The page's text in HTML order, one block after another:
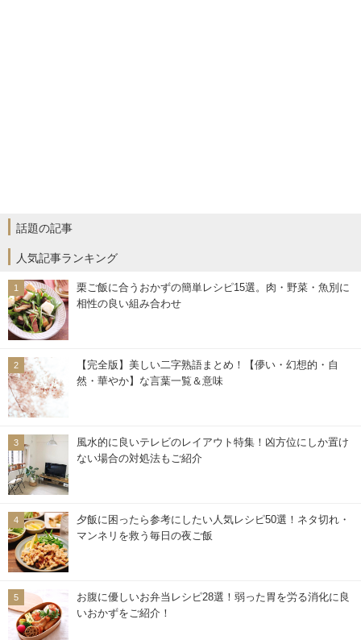
話題の記事
人気記事ランキング
栗ご飯に合うおかずの簡単レシピ15選。肉・野菜・魚別に
相性の良い組み合わせ
【完全版】美しい二字熟語まとめ！【儚い・幻想的・自
然・華やか】な言葉一覧＆意味
風水的に良いテレビのレイアウト特集！凶方位にしか置け
ない場合の対処法もご紹介
夕飯に困ったら参考にしたい人気レシピ50選！ネタ切れ・
マンネリを救う毎日の夜ご飯
お腹に優しいお弁当レシピ28選！弱った胃を労る消化に良
いおかずをご紹介！